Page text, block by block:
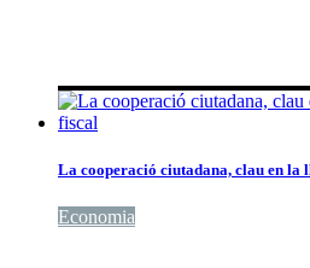
La cooperació ciutadana, clau en
Economia